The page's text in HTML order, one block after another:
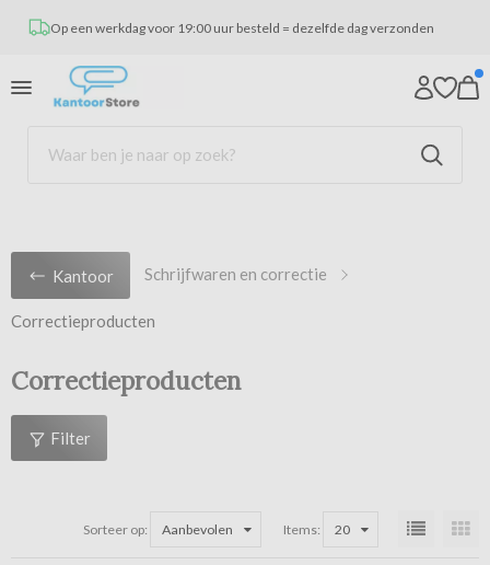
Op een werkdag voor 19:00 uur besteld = dezelfde dag verzonden
Kantoor Schrijfwaren en correctie
Correctieproducten
Correctieproducten
Filter
Sorteer op: Aanbevolen Items: 20